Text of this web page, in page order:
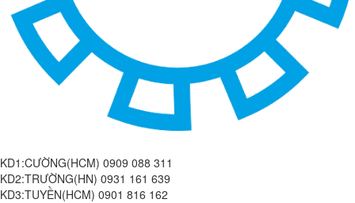
KD1:CƯỜNG(HCM) 0909 088 311
KD2:TRƯỜNG(HN) 0931 161 639
KD3:TUYỀN(HCM) 0901 816 162